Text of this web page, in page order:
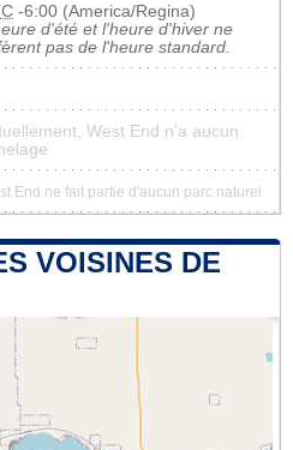
-6:00 (America/Regina)
d'été et l'heure d'hiver ne
pas de l'heure standard.
West End n'a aucun
End ne fait partie d'aucun parc naturel
VOISINES DE